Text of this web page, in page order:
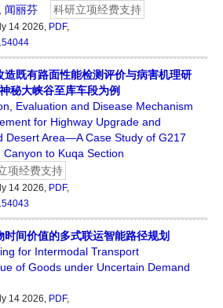
, 闻丽芬 科研立项经费支持
14 2026, PDF,
造既有路面性能检测评价与病害机理研
秘大峡谷至库车段为例
Evaluation and Disease Mechanism
for Highway Upgrade and
Desert Area—A Case Study of G217
to Kuqa Section
项经费支持
14 2026, PDF,
间价值的多式联运智能路径规划
for Intermodal Transport
of Goods under Uncertain Demand
14 2026, PDF,